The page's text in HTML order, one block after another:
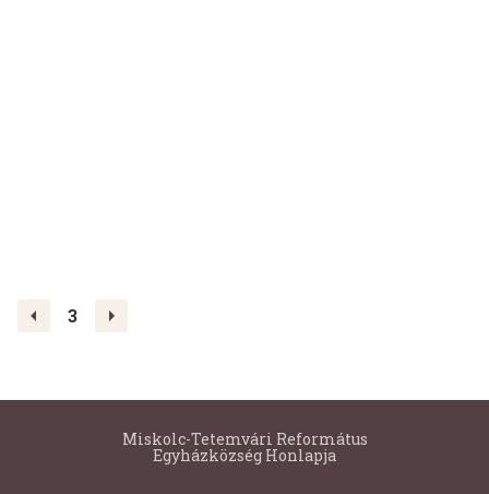
3
Miskolc-Tetemvári Református
Egyházközség Honlapja